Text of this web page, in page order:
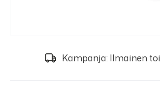
Kampanja: Ilmainen